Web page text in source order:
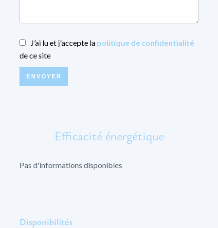
J’ai lu et j'accepte la politique de confidentialité
de ce site
ENVOYER
Efficacité énergétique
Pas d'informations disponibles
Disponibilités